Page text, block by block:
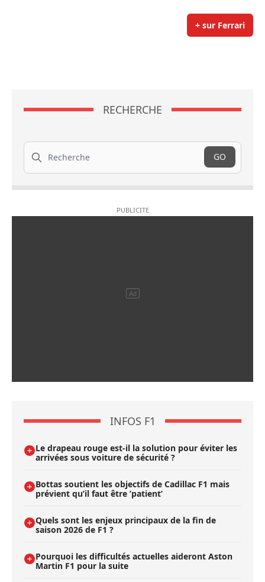
+ sur Ferrari
RECHERCHE
Recherche
GO
INFOS F1
Le drapeau rouge est-il la solution pour éviter les
arrivées sous voiture de sécurité ?
Bottas soutient les objectifs de Cadillac F1 mais
prévient qu’il faut être ’patient’
Quels sont les enjeux principaux de la fin de
saison 2026 de F1 ?
Pourquoi les difficultés actuelles aideront Aston
Martin F1 pour la suite